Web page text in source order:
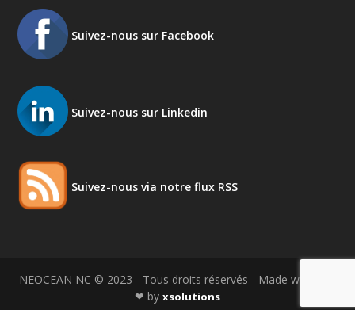
Suivez-nous sur Facebook
Suivez-nous sur Linkedin
Suivez-nous via notre flux RSS
NEOCEAN NC © 2023 - Tous droits réservés - Made with love
❤ by xsolutions